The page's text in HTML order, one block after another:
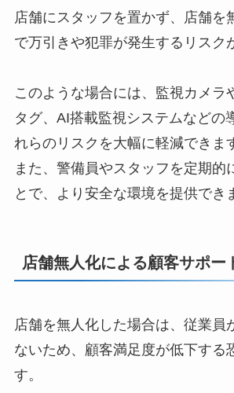
店舗にスタッフを置かず、店舗を
で万引きや犯罪が発生するリスク
このような場合には、監視カメラ
タグ、AI搭載監視システムなどの
れらのリスクを大幅に軽減できま
また、警備員やスタッフを定期的
とで、より安全な環境を提供でき
店舗無人化による顧客サポー
店舗を無人化した場合は、従業員
ないため、顧客満足度が低下する
す。